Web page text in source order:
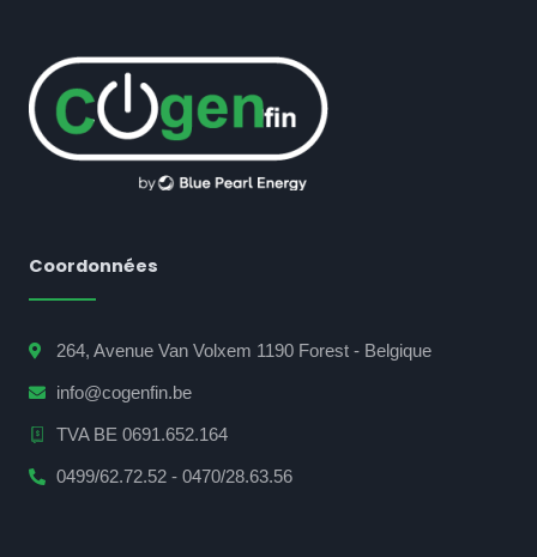
Coordonnées
264, Avenue Van Volxem 1190 Forest - Belgique
info@cogenfin.be
TVA BE 0691.652.164
0499/62.72.52 - 0470/28.63.56